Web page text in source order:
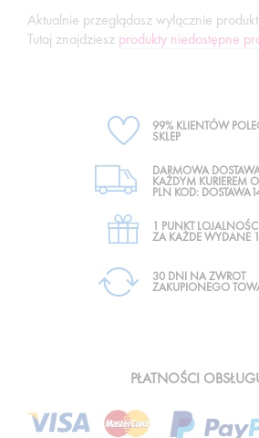
Aktualnie przeglądasz wyłącznie
Tutaj znajdziesz produkty niedostępne
99% KLIENTÓW
SKLEP
DARMOWA
KAŻDYM KURIEREM
PLN KOD:
1 PUNKT
ZA KAŻDE WYDANE
30 DNI NA ZWROT
ZAKUPIONEGO
PŁATNOŚCI